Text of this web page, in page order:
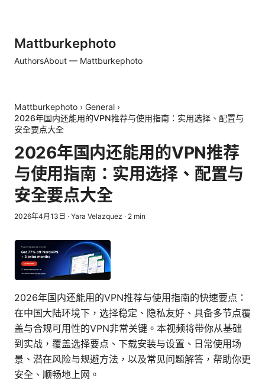
Mattburkephoto
AuthorsAbout — Mattburkephoto
Mattburkephoto › General ›
2026年国内还能用的VPN推荐与使用指南：实用选择、配置与
安全要点大全
2026年国内还能用的VPN推荐
与使用指南：实用选择、配置与
安全要点大全
2026年4月13日 · Yara Velazquez · 2 min
2026年国内还能用的VPN推荐与使用指南的快速要点：
在中国大陆环境下，选择稳定、隐私友好、具备多节点覆
盖与合规可用性的VPN非常关键。本视频将带你从基础
到实战，覆盖选择要点、下载安装与设置、日常使用场
景、潜在风险与规避方法，以及常见问题解答，帮助你更
安全、顺畅地上网。